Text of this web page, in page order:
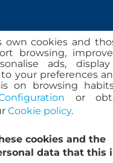
EUROPE & AMERICAS
own cookies and
browsing,
ads,
your preferences
on browsing
or
Cookie policy.
cookies and the
data that this